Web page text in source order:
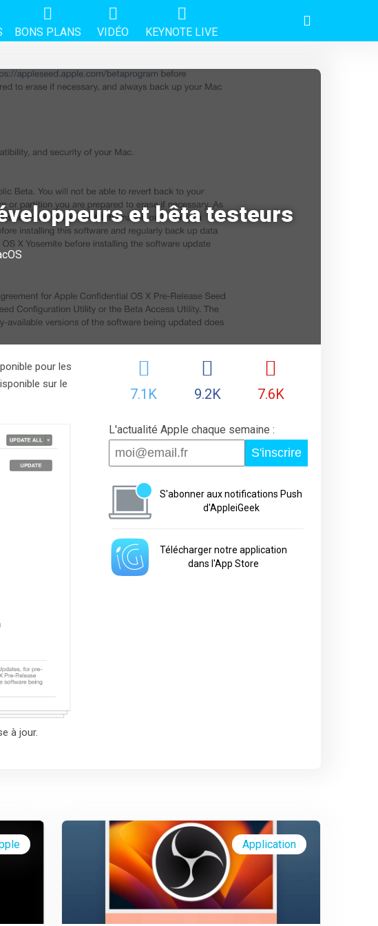
BONS PLANS VIDÉO KEYNOTE LIVE
et bêta testeurs
pour les
sur le
à jour.
7.1K 9.2K 7.6K
L'actualité Apple chaque semaine :
S'inscrire
S'abonner aux notifications Push
d'AppleiGeek
Télécharger notre application
dans l'App Store
Application